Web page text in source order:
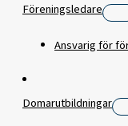
Föreningsledare
Ansvarig för
Domarutbildningar